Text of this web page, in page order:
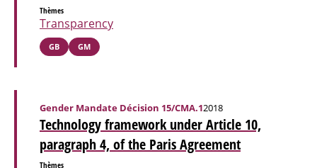
Thèmes
Transparency
GB GM
Technology framework under Article 10,
paragraph 4, of the Paris Agreement
Gender Mandate Décision 15/CMA.12018
Thèmes